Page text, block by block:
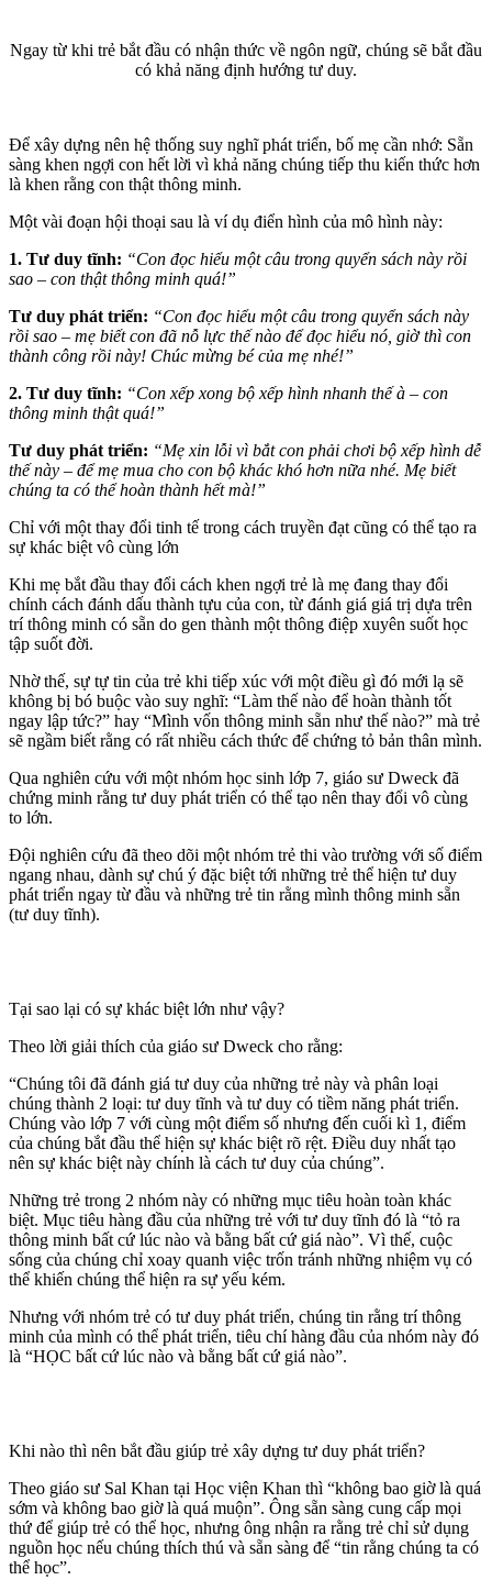
Ngay từ khi trẻ bắt đầu có nhận thức về ngôn ngữ, chúng sẽ bắt đầu
có khả năng định hướng tư duy.
Để xây dựng nên hệ thống suy nghĩ phát triển, bố mẹ cần nhớ: Sẵn
sàng khen ngợi con hết lời vì khả năng chúng tiếp thu kiến thức hơn
là khen rằng con thật thông minh.
Một vài đoạn hội thoại sau là ví dụ điển hình của mô hình này:
1. Tư duy tĩnh: “Con đọc hiểu một câu trong quyển sách này rồi
sao – con thật thông minh quá!”
Tư duy phát triển: “Con đọc hiểu một câu trong quyển sách này
rồi sao – mẹ biết con đã nỗ lực thế nào để đọc hiểu nó, giờ thì con
thành công rồi này! Chúc mừng bé của mẹ nhé!”
2. Tư duy tĩnh: “Con xếp xong bộ xếp hình nhanh thế à – con
thông minh thật quá!”
Tư duy phát triển: “Mẹ xin lỗi vì bắt con phải chơi bộ xếp hình dễ
thế này – để mẹ mua cho con bộ khác khó hơn nữa nhé. Mẹ biết
chúng ta có thể hoàn thành hết mà!”
Chỉ với một thay đổi tinh tế trong cách truyền đạt cũng có thể tạo ra
sự khác biệt vô cùng lớn
Khi mẹ bắt đầu thay đổi cách khen ngợi trẻ là mẹ đang thay đổi
chính cách đánh dấu thành tựu của con, từ đánh giá giá trị dựa trên
trí thông minh có sẵn do gen thành một thông điệp xuyên suốt học
tập suốt đời.
Nhờ thế, sự tự tin của trẻ khi tiếp xúc với một điều gì đó mới lạ sẽ
không bị bó buộc vào suy nghĩ: “Làm thế nào để hoàn thành tốt
ngay lập tức?” hay “Mình vốn thông minh sẵn như thế nào?” mà trẻ
sẽ ngầm biết rằng có rất nhiều cách thức để chứng tỏ bản thân mình.
Qua nghiên cứu với một nhóm học sinh lớp 7, giáo sư Dweck đã
chứng minh rằng tư duy phát triển có thể tạo nên thay đổi vô cùng
to lớn.
Đội nghiên cứu đã theo dõi một nhóm trẻ thi vào trường với số điểm
ngang nhau, dành sự chú ý đặc biệt tới những trẻ thể hiện tư duy
phát triển ngay từ đầu và những trẻ tin rằng mình thông minh sẵn
(tư duy tĩnh).
Tại sao lại có sự khác biệt lớn như vậy?
Theo lời giải thích của giáo sư Dweck cho rằng:
“Chúng tôi đã đánh giá tư duy của những trẻ này và phân loại
chúng thành 2 loại: tư duy tĩnh và tư duy có tiềm năng phát triển.
Chúng vào lớp 7 với cùng một điểm số nhưng đến cuối kì 1, điểm
của chúng bắt đầu thể hiện sự khác biệt rõ rệt. Điều duy nhất tạo
nên sự khác biệt này chính là cách tư duy của chúng”.
Những trẻ trong 2 nhóm này có những mục tiêu hoàn toàn khác
biệt. Mục tiêu hàng đầu của những trẻ với tư duy tĩnh đó là “tỏ ra
thông minh bất cứ lúc nào và bằng bất cứ giá nào”. Vì thế, cuộc
sống của chúng chỉ xoay quanh việc trốn tránh những nhiệm vụ có
thể khiến chúng thể hiện ra sự yếu kém.
Nhưng với nhóm trẻ có tư duy phát triển, chúng tin rằng trí thông
minh của mình có thể phát triển, tiêu chí hàng đầu của nhóm này đó
là “HỌC bất cứ lúc nào và bằng bất cứ giá nào”.
Khi nào thì nên bắt đầu giúp trẻ xây dựng tư duy phát triển?
Theo giáo sư Sal Khan tại Học viện Khan thì “không bao giờ là quá
sớm và không bao giờ là quá muộn”. Ông sẵn sàng cung cấp mọi
thứ để giúp trẻ có thể học, nhưng ông nhận ra rằng trẻ chỉ sử dụng
nguồn học nếu chúng thích thú và sẵn sàng để “tin rằng chúng ta có
thể học”.